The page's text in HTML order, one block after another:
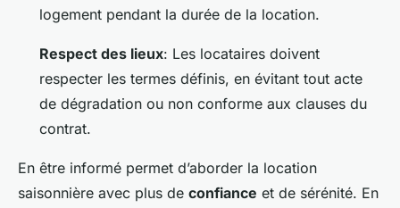
logement pendant la durée de la location.
Respect des lieux: Les locataires doivent
respecter les termes définis, en évitant tout acte
de dégradation ou non conforme aux clauses du
contrat.
En être informé permet d’aborder la location
saisonnière avec plus de confiance et de sérénité. En